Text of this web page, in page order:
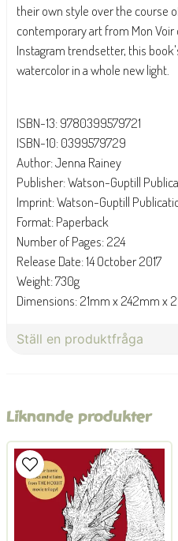
their own style over the course
contemporary art from Mon Voir
Instagram trendsetter, this
watercolor in a whole new light.
ISBN-13: 9780399579721
ISBN-10: 0399579729
Author: Jenna Rainey
Publisher: Watson-Guptill
Imprint: Watson-Guptill
Format: Paperback
Number of Pages: 224
Release Date: 14 October 2017
Weight: 730g
Dimensions: 21mm x 242mm x
Ställ en produktfråga
name
Namn
Mejladress
Liknande produkter